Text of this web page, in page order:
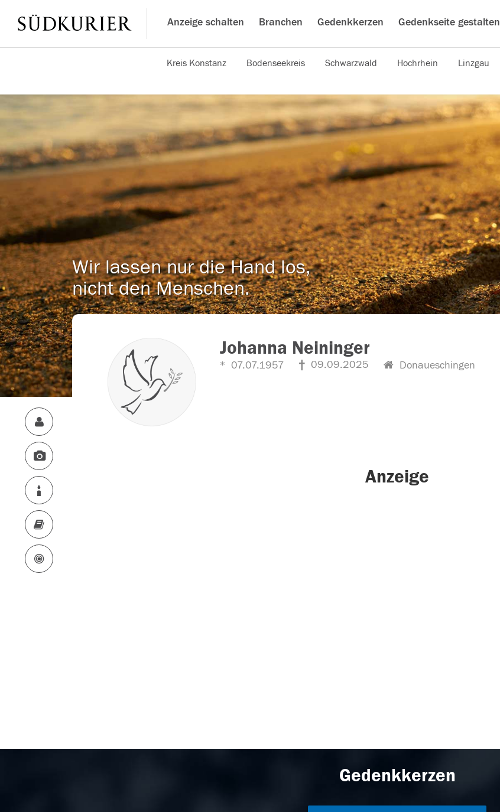
Anzeige schalten Branchen Gedenkkerzen Gedenkseite gestalten
Kreis Konstanz Bodenseekreis Schwarzwald Hochrhein Linzgau
Wir lassen nur die Hand los,
nicht den Menschen.
Johanna Neininger
07.07.1957 09.09.2025 Donaueschingen
Anzeige
Gedenkkerzen